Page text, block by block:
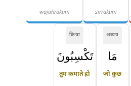
sirrakum
wajahrakum
अव्यय
مَا
जो कुछ
क्रिया
تَكْسِبُونَ
तुम कमाते हो